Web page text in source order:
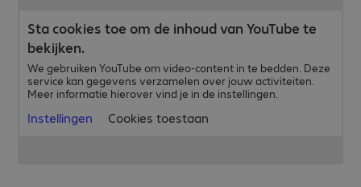
Sta cookies toe om de inhoud van YouTube te
bekijken.
We gebruiken YouTube om video-content in te bedden. Deze
service kan gegevens verzamelen over jouw activiteiten.
Meer informatie hierover vind je in de instellingen.
Instellingen Cookies toestaan